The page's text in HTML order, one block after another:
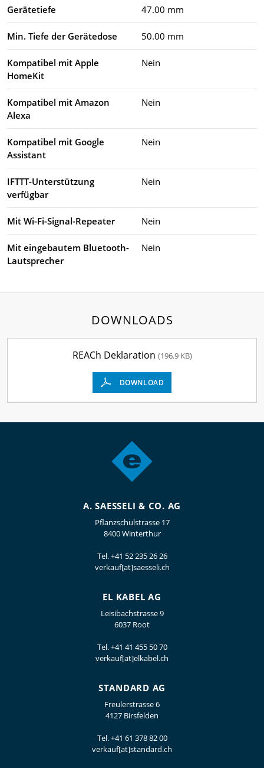
Gerätetiefe 47.00 mm
Min. Tiefe der Gerätedose 50.00 mm
Kompatibel mit Apple
HomeKit
Nein
Kompatibel mit Amazon
Alexa
Nein
Kompatibel mit Google
Assistant
Nein
IFTTT-Unterstützung
verfügbar
Nein
Mit Wi-Fi-Signal-Repeater Nein
Mit eingebautem Bluetooth-
Lautsprecher
Nein
DOWNLOADS
REACh Deklaration (196.9 KB)
DOWNLOAD
A. SAESSELI & CO. AG
Pflanzschulstrasse 17
8400 Winterthur
Tel.+41 52 235 26 26
verkauf[at]saesseli.ch
EL KABEL AG
Leisibachstrasse 9
6037 Root
Tel.+41 41 455 50 70
verkauf[at]elkabel.ch
STANDARD AG
Freulerstrasse 6
4127 Birsfelden
Tel.+41 61 378 82 00
verkauf[at]standard.ch